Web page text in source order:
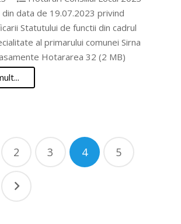
data de 19.07.2023 privind
Statutului de functii din cadrul
al primarului comunei Sirna
Hotararea 32 (2 MB)
2 3 4 5